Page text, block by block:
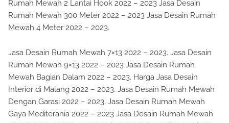
Rumah Mewah 2 Lantai Hook 2022 – 2023 Jasa Desain
Rumah Mewah 300 Meter 2022 – 2023 Jasa Desain Rumah
Mewah 4 Meter 2022 – 2023.
Jasa Desain Rumah Mewah 7×13 2022 – 2023. Jasa Desain
Rumah Mewah 9×13 2022 – 2023 Jasa Desain Rumah
Mewah Bagian Dalam 2022 – 2023. Harga Jasa Desain
Interior di Malang 2022 – 2023. Jasa Desain Rumah Mewah
Dengan Garasi 2022 – 2023. Jasa Desain Rumah Mewah
Gaya Mediterania 2022 – 2023 Jasa Desain Rumah Mewah